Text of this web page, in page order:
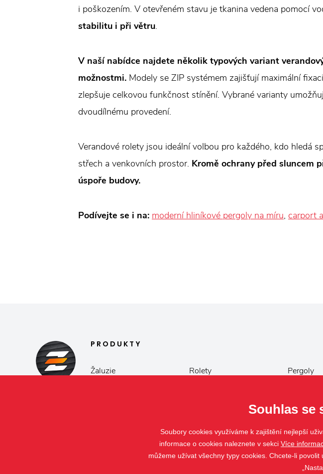
i poškozením. V otevřeném stavu je tkanina vedena pomocí
stabilitu i při větru.
V naší nabídce najdete několik typových variant
možnostmi. Modely se ZIP systémem zajišťují maximální
zlepšuje celkovou funkčnost stínění. Vybrané varianty
dvoudílnému provedení.
Verandové rolety jsou ideální volbou pro každého, kdo hledá
střech a venkovních prostor. Kromě ochrany před sluncem
úspoře budovy.
Podívejte se i na: moderní hliníkové pergoly na míru, carport
PRODUKTY
Žaluzie Rolety Pergoly
Souhlas se
Soubory cookies využíváme k zajištění nejlepší
informace o cookies naleznete v sekci Více
můžeme užívat všechny typy cookies. Chcete-li